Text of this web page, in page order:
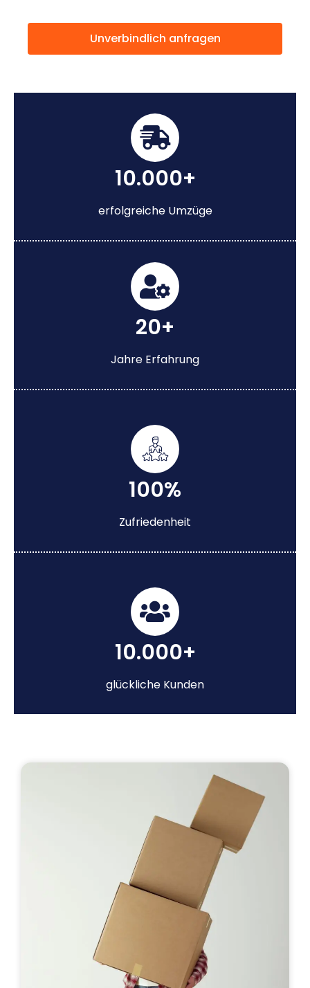
Unverbindlich anfragen
10.000+
erfolgreiche Umzüge
20+
Jahre Erfahrung
100%
Zufriedenheit
10.000+
glückliche Kunden